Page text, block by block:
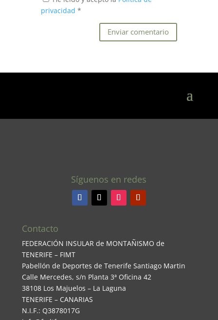
privacidad *
Síguenos en redes
Contacto
FEDERACIÓN INSULAR de MONTAÑISMO de
TENERIFE – FIMT
Pabellón de Deportes de Tenerife Santiago Martin
Calle Mercedes, s/n Planta 3ª Oficina 42
38108 Los Majuelos – La Laguna
TENERIFE – CANARIAS
N.I.F.: Q3878017G